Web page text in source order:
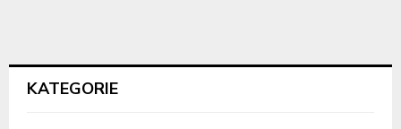
KATEGORIE